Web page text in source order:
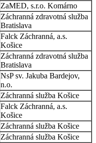
ZaMED, s.r.o. Komárno
Záchranná zdravotná služba
Bratislava
Falck Záchranná, a.s.
Košice
Záchranná zdravotná služba
Bratislava
NsP sv. Jakuba Bardejov,
n.o.
Záchranná služba Košice
Falck Záchranná, a.s.
Košice
Záchranná služba Košice
Záchranná služba Košice